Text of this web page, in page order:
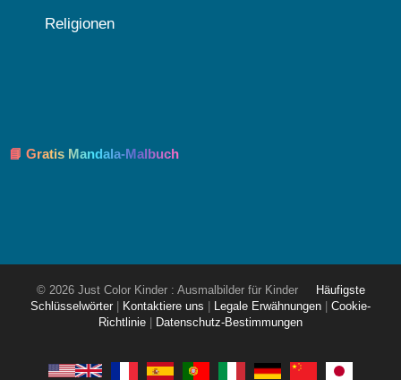
Religionen
📘 Gratis Mandala-Malbuch
© 2026 Just Color Kinder : Ausmalbilder für Kinder
Häufigste
Schlüsselwörter
Kontaktiere uns Legale Erwähnungen
Cookie-
Richtlinie
Datenschutz-Bestimmungen